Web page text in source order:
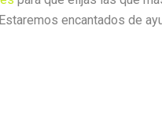
encantados de